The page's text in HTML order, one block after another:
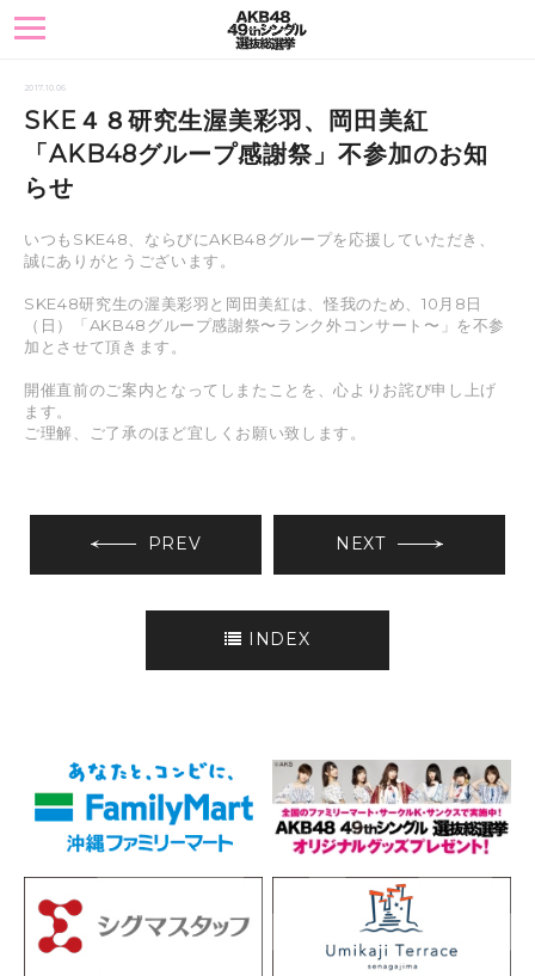
toggle
navigation
2017.10.06
SKE４８研究生渥美彩羽、岡田美紅
「AKB48グループ感謝祭」不参加のお知
らせ
いつもSKE48、ならびにAKB48グループを応援していただき、
誠にありがとうございます。
SKE48研究生の渥美彩羽と岡田美紅は、怪我のため、10月8日
（日）「AKB48グループ感謝祭〜ランク外コンサート〜」を不参
加とさせて頂きます。
開催直前のご案内となってしまたことを、心よりお詫び申し上げ
ます。
ご理解、ご了承のほど宜しくお願い致します。
PREV NEXT
INDEX